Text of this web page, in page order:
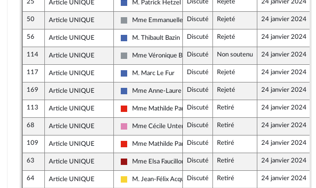
25 Article UNIQUE
Les Républicains
M. Patrick Hetzel Discuté Rejeté 24 janvier 2024
50 Article UNIQUE
Non inscrit
Mme Emmanuelle Ménard
Discuté Rejeté 24 janvier 2024
56 Article UNIQUE
Les Républicains
M. Thibault Bazin Discuté Rejeté 24 janvier 2024
114 Article UNIQUE
Non inscrit
Mme Véronique BesseDiscuté Non soutenu 24 janvier 2024
117 Article UNIQUE
Les Républicains
M. Marc Le Fur Discuté Rejeté 24 janvier 2024
169 Article UNIQUE
Les Républicains
Mme Anne-Laure BlinDiscuté Rejeté 24 janvier 2024
113 Article UNIQUE
La France insoumise - Nouvelle Union Populaire écologique et sociale
Mme Mathilde PanotDiscuté Retiré 24 janvier 2024
68 Article UNIQUE
Socialistes et apparentés
Mme Cécile Untermaier
Discuté Retiré 24 janvier 2024
109 Article UNIQUE
La France insoumise - Nouvelle Union Populaire écologique et sociale
Mme Mathilde PanotDiscuté Retiré 24 janvier 2024
63 Article UNIQUE
Gauche démocrate et républicaine - NUPES
Mme Elsa Faucillon Discuté Retiré 24 janvier 2024
64 Article UNIQUE
Libertés, Indépendants, Outre-mer et Territoires
M. Jean-Félix AcquavivaDiscuté Retiré 24 janvier 2024